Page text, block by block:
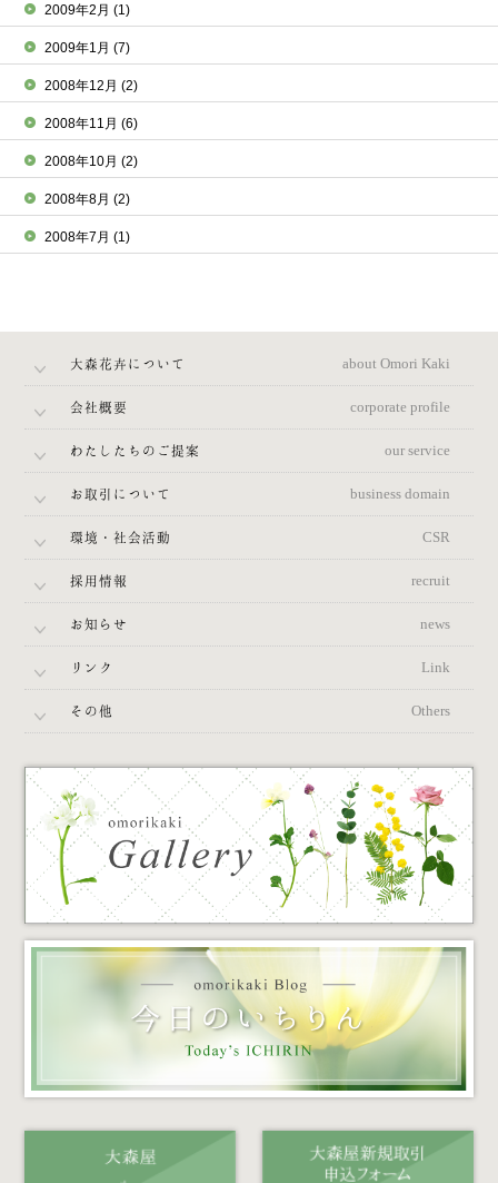
2009年2月(1)
2009年1月(7)
2008年12月(2)
2008年11月(6)
2008年10月(2)
2008年8月(2)
2008年7月(1)
大森花卉について about Omori Kaki
会社概要 corporate profile
わたしたちのご提案 our service
お取引について business domain
環境・社会活動 CSR
採用情報 recruit
お知らせ news
リンク Link
その他 Others